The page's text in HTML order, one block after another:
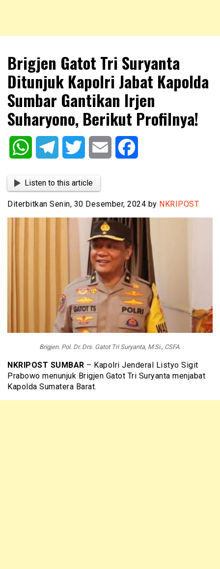
NKRIPOST
Brigjen Gatot Tri Suryanta
Ditunjuk Kapolri Jabat Kapolda
Sumbar Gantikan Irjen
Suharyono, Berikut Profilnya!
WhatsAppTelegram Twitter Email
Listen to this article
Diterbitkan Senin, 30 Desember, 2024 by NKRIPOST
Brigjen. Pol. Dr. Drs. Gatot Tri Suryanta, M.Si., CSFA.
NKRIPOST SUMBAR – Kapolri Jenderal Listyo Sigit
Prabowo menunjuk Brigjen Gatot Tri Suryanta menjabat
Kapolda Sumatera Barat.